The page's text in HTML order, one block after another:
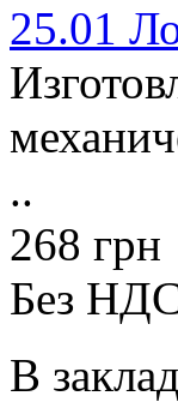
25.01
..
268 грн
Без
В